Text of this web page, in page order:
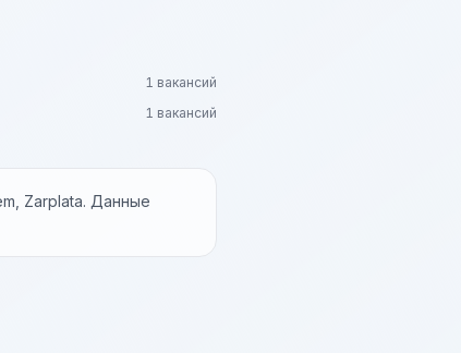
1 вакансий
1 вакансий
Zarplata. Данные